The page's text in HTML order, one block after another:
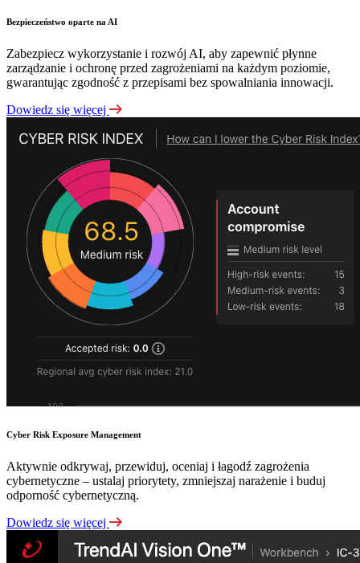
Bezpieczeństwo oparte na AI
Zabezpiecz wykorzystanie i rozwój AI, aby zapewnić płynne
zarządzanie i ochronę przed zagrożeniami na każdym poziomie,
gwarantując zgodność z przepisami bez spowalniania innowacji.
Dowiedz się więcej
Cyber Risk Exposure Management
Aktywnie odkrywaj, przewiduj, oceniaj i łagodź zagrożenia
cybernetyczne – ustalaj priorytety, zmniejszaj narażenie i buduj
odporność cybernetyczną.
Dowiedz się więcej